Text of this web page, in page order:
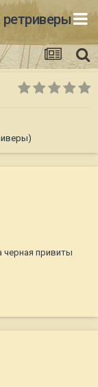
черная привиты